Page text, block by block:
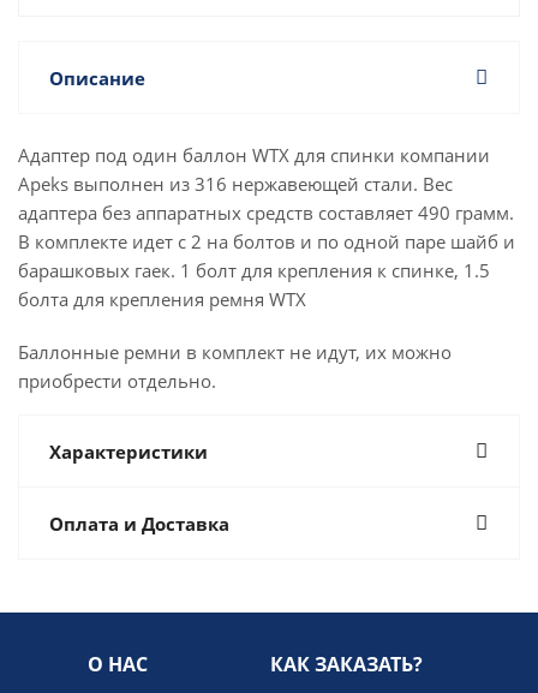
Описание
Адаптер под один баллон WTX для спинки компании
Apeks выполнен из 316 нержавеющей стали. Вес
адаптера без аппаратных средств составляет 490 грамм.
В комплекте идет с 2 на болтов и по одной паре шайб и
барашковых гаек. 1 болт для крепления к спинке, 1.5
болта для крепления ремня WTX
Баллонные ремни в комплект не идут, их можно
приобрести отдельно.
Характеристики
Оплата и Доставка
О НАС КАК ЗАКАЗАТЬ?